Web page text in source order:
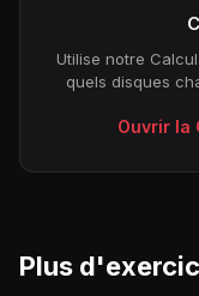
Utilise notre
quels disques
Ouvrir la
Plus